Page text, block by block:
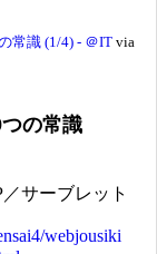
常識 (1/4) - ＠ITvia
の常識
サーブレット